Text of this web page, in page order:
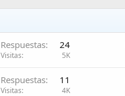
Respuestas 24
Visitas 5K
Respuestas 11
Visitas 4K